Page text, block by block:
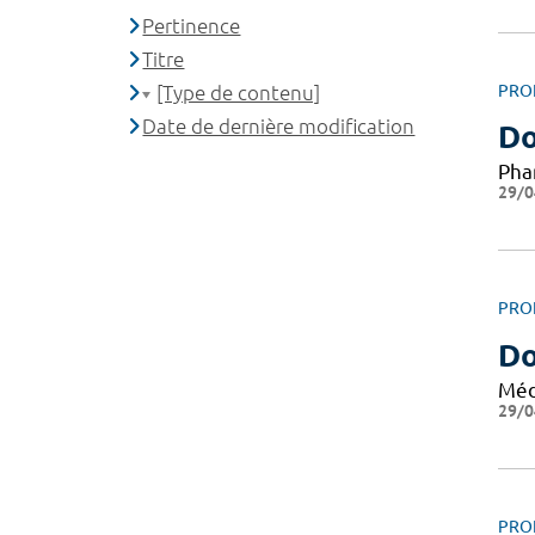
29/
29/
Pertinence
Titre
[Type de contenu]
Date de dernière modification